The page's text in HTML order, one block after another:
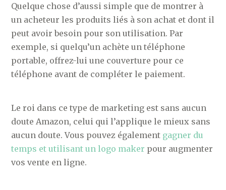
Quelque chose d’aussi simple que de montrer à
un acheteur les produits liés à son achat et dont il
peut avoir besoin pour son utilisation. Par
exemple, si quelqu’un achète un téléphone
portable, offrez-lui une couverture pour ce
téléphone avant de compléter le paiement.
Le roi dans ce type de marketing est sans aucun
doute Amazon, celui qui l’applique le mieux sans
aucun doute. Vous pouvez également gagner du
temps et utilisant un logo maker pour augmenter
vos vente en ligne.